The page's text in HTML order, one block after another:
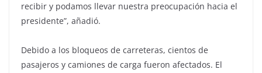
recibir y podamos llevar nuestra preocupación hacia el
presidente”, añadió.
Debido a los bloqueos de carreteras, cientos de
pasajeros y camiones de carga fueron afectados. El